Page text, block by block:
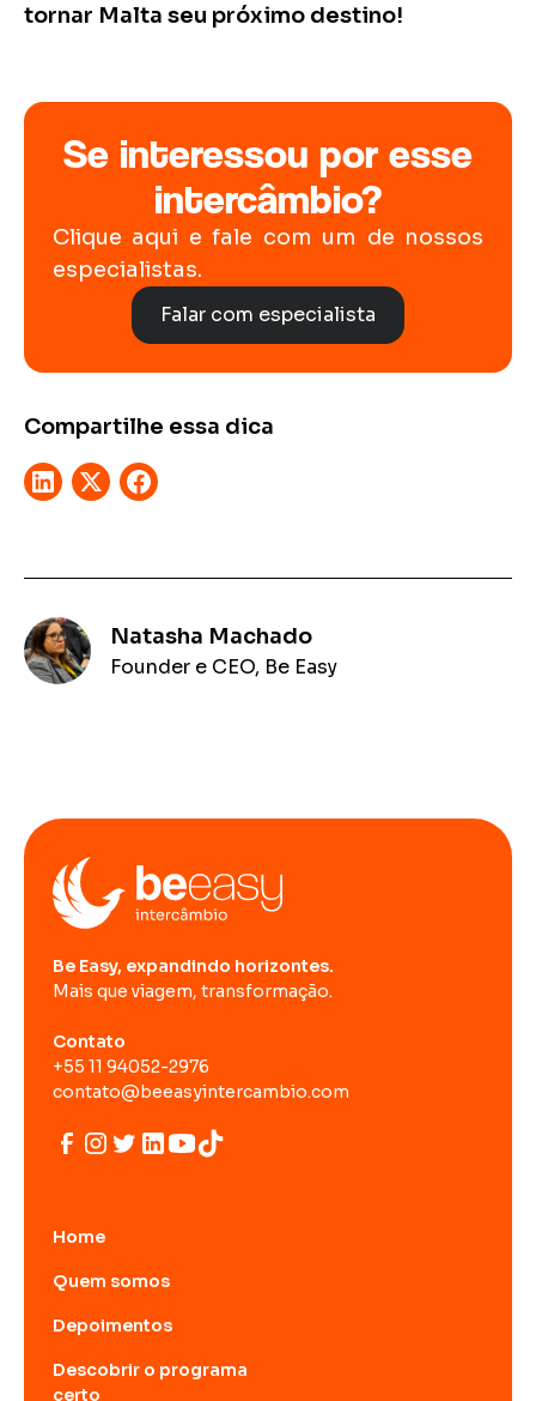
tornar Malta seu próximo destino!
Se interessou por esse
intercâmbio?
Clique aqui e fale com um de nossos
especialistas.
Falar com especialista
Compartilhe essa dica
Natasha Machado
Founder e CEO, Be Easy
Be Easy, expandindo horizontes.
Mais que viagem, transformação.
Contato
+55 11 94052-2976
contato@beeasyintercambio.com
Home
Quem somos
Depoimentos
Descobrir o programa
certo